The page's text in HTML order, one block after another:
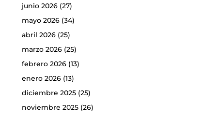
junio 2026(27)
mayo 2026(34)
abril 2026(25)
marzo 2026(25)
febrero 2026(13)
enero 2026(13)
diciembre 2025(25)
noviembre 2025(26)